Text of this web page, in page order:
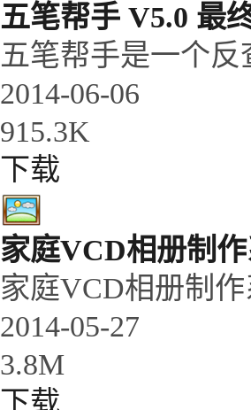
五笔帮手 V5.0 最
五笔帮手是一个
2014-06-06
915.3K
下载
家庭VCD相册制
家庭VCD相册制
2014-05-27
3.8M
下载